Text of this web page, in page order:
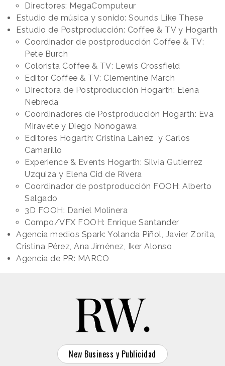
Directores: MegaComputeur
Estudio de música y sonido: Sounds Like These
Estudio de Postproducción: Coffee & TV y Hogarth
Coordinador de postproducción Coffee & TV:
Pete Burch
Colorista Coffee & TV: Lewis Crossfield
Editor Coffee & TV: Clementine March
Directora de Postproducción Hogarth: Elena
Nebreda
Coordinadores de Postproducción Hogarth: Eva
Miravete y Diego Nonogawa
Editores Hogarth: Cristina Lainez y Carlos
Camarillo
Experience & Events Hogarth: Silvia Gutierrez
Uzquiza y Elena Cid de Rivera
Coordinador de postproducción FOOH: Alberto
Salgado
3D FOOH: Daniel Molinera
Compo/VFX FOOH: Enrique Santander
Agencia medios Spark: Yolanda Piñol, Javier Zorita,
Cristina Pérez, Ana Jiménez, Iker Alonso
Agencia de PR: MARCO
New Business y Publicidad